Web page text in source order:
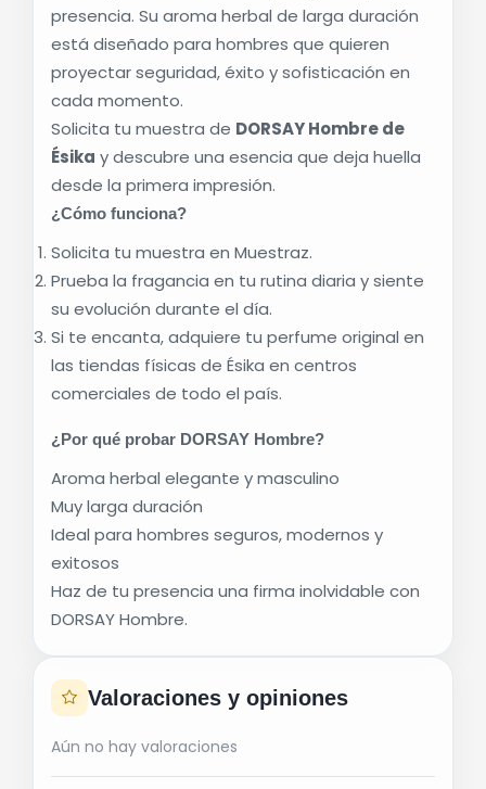
presencia. Su aroma herbal de larga duración
está diseñado para hombres que quieren
proyectar seguridad, éxito y sofisticación en
cada momento.
Solicita tu muestra de DORSAY Hombre de
Ésika y descubre una esencia que deja huella
desde la primera impresión.
¿Cómo funciona?
Solicita tu muestra en Muestraz.
Prueba la fragancia en tu rutina diaria y siente
su evolución durante el día.
Si te encanta, adquiere tu perfume original en
las tiendas físicas de Ésika en centros
comerciales de todo el país.
¿Por qué probar DORSAY Hombre?
Aroma herbal elegante y masculino
Muy larga duración
Ideal para hombres seguros, modernos y
exitosos
Haz de tu presencia una firma inolvidable con
DORSAY Hombre.
Valoraciones y opiniones
Aún no hay valoraciones